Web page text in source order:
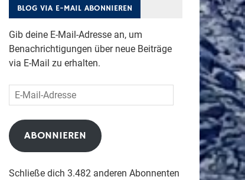
BLOG VIA E-MAIL ABONNIEREN
Gib deine E-Mail-Adresse an, um
Benachrichtigungen über neue Beiträge
via E-Mail zu erhalten.
E-
Mail-
Adresse
ABONNIEREN
Schließe dich 3.482 anderen Abonnenten